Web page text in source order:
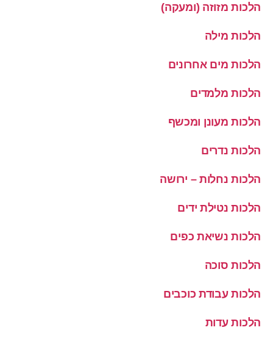
הלכות מזוזה (ומעקה)
הלכות מילה
הלכות מים אחרונים
הלכות מלמדים
הלכות מעונן ומכשף
הלכות נדרים
הלכות נחלות – ירושה
הלכות נטילת ידים
הלכות נשיאת כפים
הלכות סוכה
הלכות עבודת כוכבים
הלכות עדות